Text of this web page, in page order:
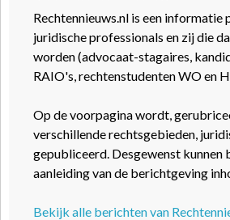
Rechtennieuws.nl is een
juridische professionals en zij die
worden (advocaat-stagaires,
RAIO's, rechtenstudenten WO en
Op de voorpagina wordt,
verschillende rechtsgebieden,
gepubliceerd. Desgewenst kunnen
aanleiding van de berichtgeving
Bekijk alle berichten van